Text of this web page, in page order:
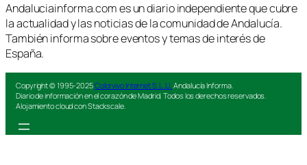
Andaluciainforma.com es un diario independiente que cubre
la actualidad y las noticias de la comunidad de Andalucía.
También informa sobre eventos y temas de interés de
España.
Copyright © 1995-2025Colorvivo Internet S.L.U. Andalucía Informa.
Diario de información en el corazón de Madrid. Todos los derechos reservados.
Alojamiento cloud con Stackscale.